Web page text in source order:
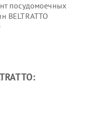
посудомоечных
BELTRATTO